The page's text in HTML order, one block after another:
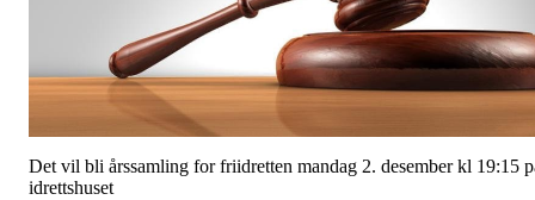
Det vil bli årssamling for friidretten mandag 2. desember kl 19:15
idrettshuset